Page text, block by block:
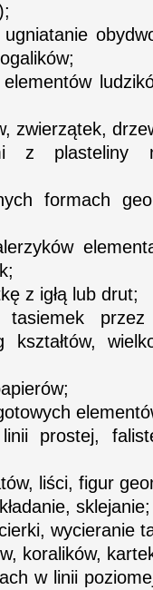
zwierzątek,
z plasteliny
formach
z igłą lub drut;
tasiemek
kształtów,
prostej,
liści, figur
sklejanie;
wycieranie
koralików,
w linii